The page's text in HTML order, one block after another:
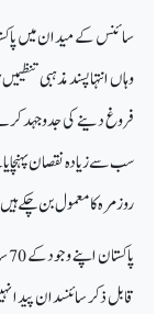
سائنس کے میدان میں
وہاں انتہا پسند مذہبی
فروغ دینے کی جدوجہد کرنے
سب سے زیادہ نقصان
روزمرہ کا معمول بن چکے
قابل ذکر سائنسدان